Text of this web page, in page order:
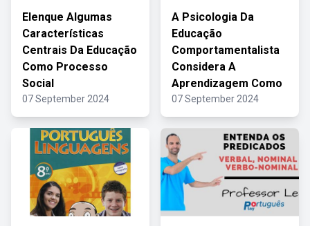
Elenque Algumas
Características
Centrais Da Educação
Como Processo
Social
07 September 2024
A Psicologia Da
Educação
Comportamentalista
Considera A
Aprendizagem Como
07 September 2024